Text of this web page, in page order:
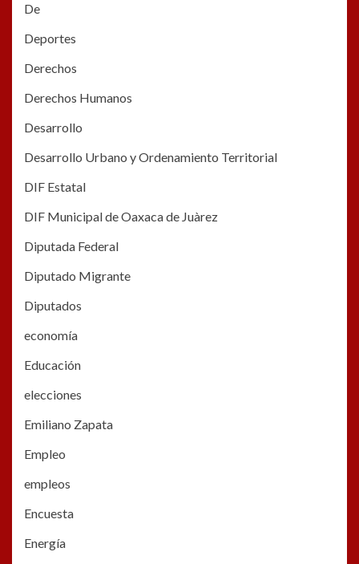
De
Deportes
Derechos
Derechos Humanos
Desarrollo
Desarrollo Urbano y Ordenamiento Territorial
DIF Estatal
DIF Municipal de Oaxaca de Juàrez
Diputada Federal
Diputado Migrante
Diputados
economía
Educación
elecciones
Emiliano Zapata
Empleo
empleos
Encuesta
Energía